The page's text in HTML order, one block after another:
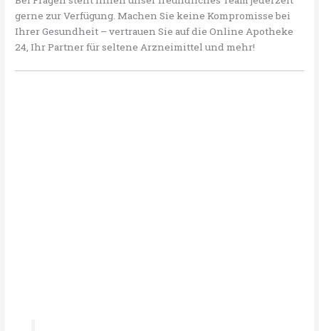
gerne zur Verfügung. Machen Sie keine Kompromisse bei
Ihrer Gesundheit – vertrauen Sie auf die Online Apotheke
24, Ihr Partner für seltene Arzneimittel und mehr!